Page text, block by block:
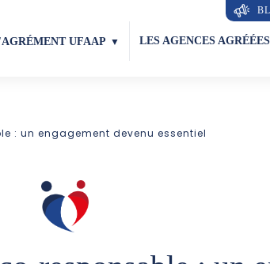
UFAAP LES AGENCES AGRÉÉES
: un engagement devenu essentiel